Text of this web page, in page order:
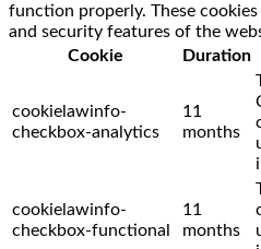
function properly. These
and security features of the
Cookie
Duration
cookielawinfo-
checkbox-analytics
11
months
cookielawinfo-
checkbox-functional
11
months